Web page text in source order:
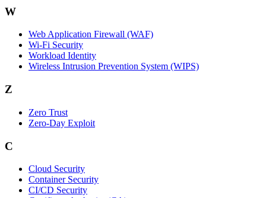
W
Web Application Firewall (WAF)
Wi‑Fi Security
Workload Identity
Wireless Intrusion Prevention System (WIPS)
Z
Zero Trust
Zero‑Day Exploit
C
Cloud Security
Container Security
CI/CD Security